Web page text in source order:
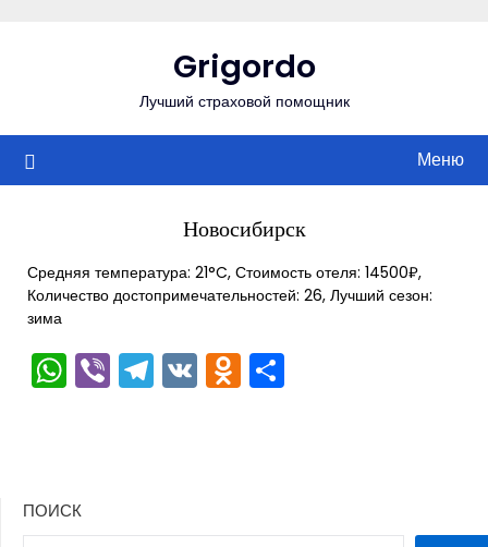
Grigordo
Лучший страховой помощник
Меню
Новосибирск
Средняя температура: 21°C, Стоимость отеля: 14500₽,
Количество достопримечательностей: 26, Лучший сезон:
зима
WhatsApp
ViberTelegram
VKOdnoklassniki
ПОИСК